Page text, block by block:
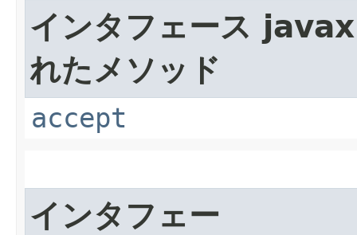
インタフェース
れたメソッド
accept
インタフェー